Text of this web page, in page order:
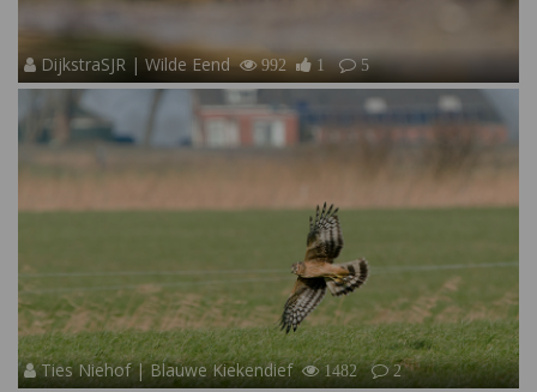
DijkstraSJR | Wilde Eend 992 1 5
Ties Niehof | Blauwe Kiekendief 1482 2